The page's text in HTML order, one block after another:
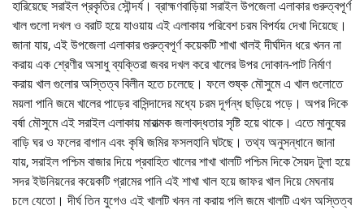
হারিয়েছে সরাইল প্রকৃতির সৌন্দর্য। ব্রাহ্মণবাড়িয়া সরাইল উপজেলা এলাকার গুরুত্বপূর্ণ
খাল গুলো দখল ও বরাট হয়ে যাওয়ায় এই এলাকায় পরিবেশ চরম বিপর্যয় দেখা দিয়েছে।
জানা যায়, এই উপজেলা এলাকার গুরুত্বপূর্ণ কয়েকটি শাখা খালই দীর্ঘদিন ধরে খনন না
করায় এক শ্রেণীর অসাধু ব্যক্তিরা জবর দখল করে খালের উপর দোকান-পাট নির্মাণ
করায় খাল গুলোর অস্তিত্ব বিলীন হতে চলেছে। ফলে শুষ্ক মৌসুমে এ খাল গুলোতে
ময়লা পানি জমে খালের পাড়ের বাসিন্দাদের মধ্যে চরম দূর্গন্ধ ছড়িয়ে পড়ে। অপর দিকে
বর্ষা মৌসুমে এই সরাইল এলাকায় মারাত্মক জলাবদ্ধতার সৃষ্টি হয়ে থাকে। এতে মানুষের
বাড়ি ঘর ও ফলের বাগান এবং কৃষি জমির ফসলহানি ঘটছে। তথ্য অনুসন্ধানে জানা
যায়, সরাইল পশ্চিম বাজার দিয়ে প্রবাহিত খালের শাখা খালটি পশ্চিম দিকে সৈয়দ টুলা হয়ে
সদর ইউনিয়নের কয়েকটি গ্রামের পানি এই শাখা খাল হয়ে জাফর খাল দিয়ে মেঘনায়
চলে যেতো। দীর্ঘ তিন যুগেও এই খালটি খনন না করায় পলি জমে খালটি এখন অস্তিত্ব